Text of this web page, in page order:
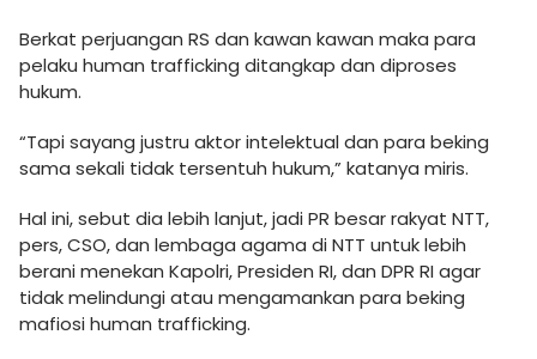
Berkat perjuangan RS dan kawan kawan maka para
pelaku human trafficking ditangkap dan diproses
hukum.
“Tapi sayang justru aktor intelektual dan para beking
sama sekali tidak tersentuh hukum,” katanya miris.
Hal ini, sebut dia lebih lanjut, jadi PR besar rakyat NTT,
pers, CSO, dan lembaga agama di NTT untuk lebih
berani menekan Kapolri, Presiden RI, dan DPR RI agar
tidak melindungi atau mengamankan para beking
mafiosi human trafficking.